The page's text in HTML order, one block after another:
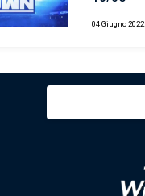
04 Giugno 2022
Ricerca